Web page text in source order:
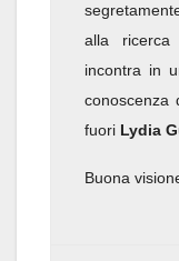
alla
incontra in
conoscenza
fuori Lydia
Buona